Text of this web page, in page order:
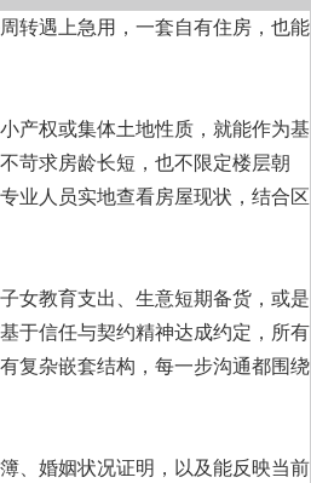
转遇上急用，一套自有住房，也能
产权或集体土地性质，就能作为基
苛求房龄长短，也不限定楼层朝
业人员实地查看房屋现状，结合区
女教育支出、生意短期备货，或是
于信任与契约精神达成约定，所有
复杂嵌套结构，每一步沟通都围绕
、婚姻状况证明，以及能反映当前